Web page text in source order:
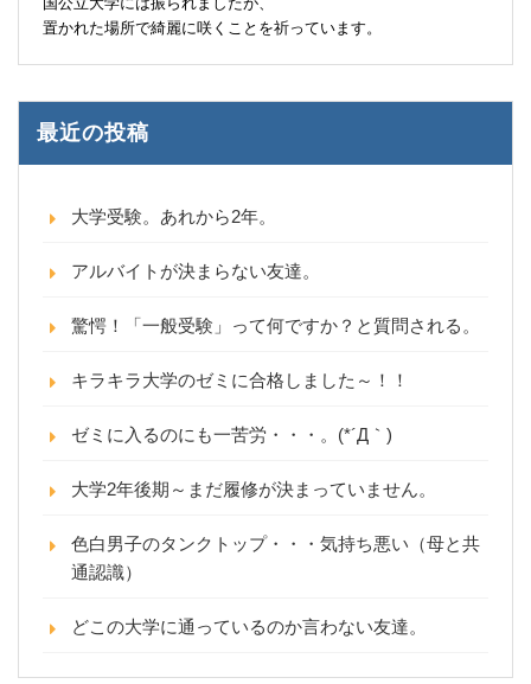
置かれた場所で綺麗に咲くことを祈っています。
最近の投稿
大学受験。あれから2年。
アルバイトが決まらない友達。
驚愕！「一般受験」って何ですか？と質問される。
キラキラ大学のゼミに合格しました～！！
ゼミに入るのにも一苦労・・・。(*´Д｀)
大学2年後期～まだ履修が決まっていません。
色白男子のタンクトップ・・・気持ち悪い（母と共
通認識）
どこの大学に通っているのか言わない友達。